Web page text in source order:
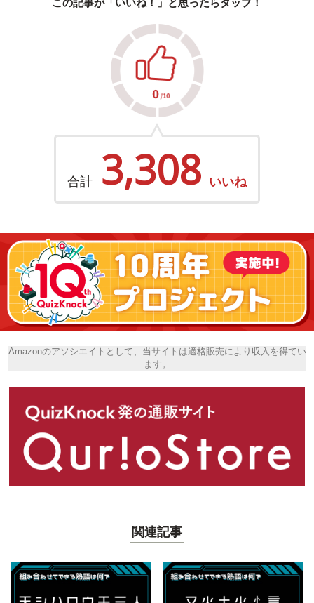
合計 3,308 いいね
Amazonのアソシエイトとして、当サイトは適格販売により収入を得てい
ます。
関連記事